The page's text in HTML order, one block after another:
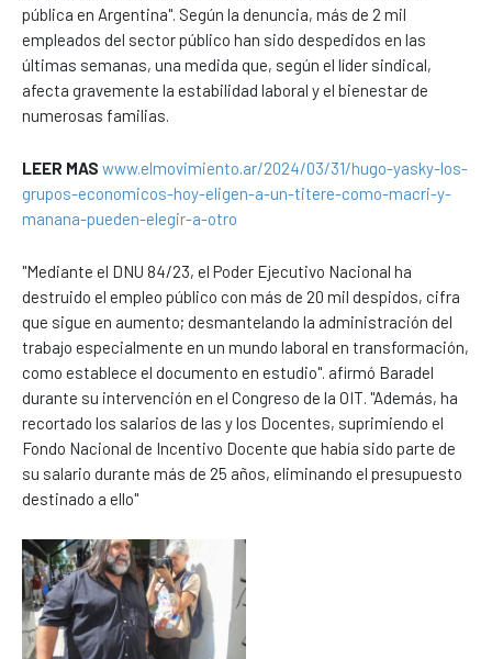
pública en Argentina". Según la denuncia, más de 2 mil
empleados del sector público han sido despedidos en las
últimas semanas, una medida que, según el líder sindical,
afecta gravemente la estabilidad laboral y el bienestar de
numerosas familias.
LEER MAS www.elmovimiento.ar/2024/03/31/hugo-yasky-los-
grupos-economicos-hoy-eligen-a-un-titere-como-macri-y-
manana-pueden-elegir-a-otro
"Mediante el DNU 84/23, el Poder Ejecutivo Nacional ha
destruido el empleo público con más de 20 mil despidos, cifra
que sigue en aumento; desmantelando la administración del
trabajo especialmente en un mundo laboral en transformación,
como establece el documento en estudio". afirmó Baradel
durante su intervención en el Congreso de la OIT. "Además, ha
recortado los salarios de las y los Docentes, suprimiendo el
Fondo Nacional de Incentivo Docente que había sido parte de
su salario durante más de 25 años, eliminando el presupuesto
destinado a ello"